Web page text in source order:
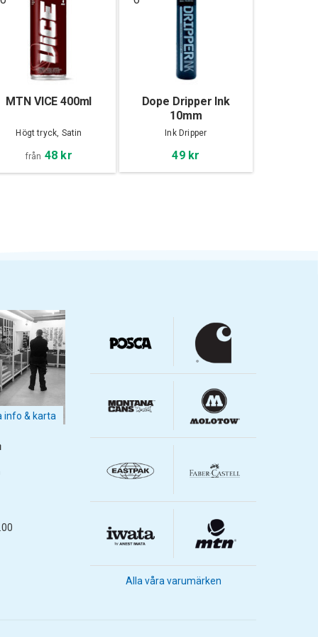
MTN VICE 400ml
Högt tryck, Satin
från 48 kr
Dope Dripper Ink
10mm
Ink Dripper
49 kr
info & karta
Alla våra varumärken